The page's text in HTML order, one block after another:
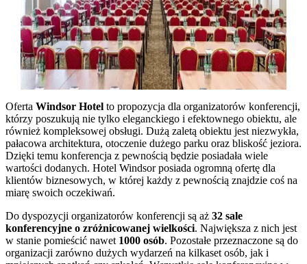
Oferta Windsor Hotel to propozycja dla organizatorów konferencji,
którzy poszukują nie tylko eleganckiego i efektownego obiektu, ale
również kompleksowej obsługi. Dużą zaletą obiektu jest niezwykła,
pałacowa architektura, otoczenie dużego parku oraz bliskość jeziora.
Dzięki temu konferencja z pewnością będzie posiadała wiele
wartości dodanych. Hotel Windsor posiada ogromną ofertę dla
klientów biznesowych, w której każdy z pewnością znajdzie coś na
miarę swoich oczekiwań.
Do dyspozycji organizatorów konferencji są aż 32 sale
konferencyjne o zróżnicowanej wielkości. Największa z nich jest
w stanie pomieścić nawet 1000 osób. Pozostałe przeznaczone są do
organizacji zarówno dużych wydarzeń na kilkaset osób, jak i